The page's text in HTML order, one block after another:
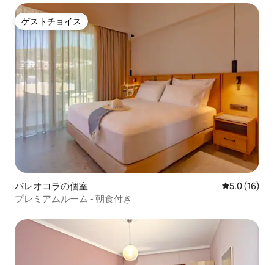
ゲストチョイス
ゲストチョイス
パレオコラの個室 レビュー16
5.0 (16)
プレミアムルーム - 朝食付き